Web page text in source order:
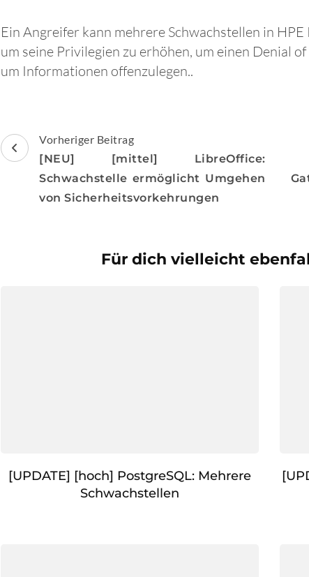
Ein Angreifer kann mehrere Schwachstellen in
um seine Privilegien zu erhöhen, um einen Denial
um Informationen offenzulegen..
Beitragsnavigation
Vorheriger Beitrag
[NEU] [mittel] LibreOffice:
Schwachstelle ermöglicht Umgehen
von Sicherheitsvorkehrungen
Für dich vielleicht
[UPDATE] [hoch] PostgreSQL: Mehrere
Schwachstellen